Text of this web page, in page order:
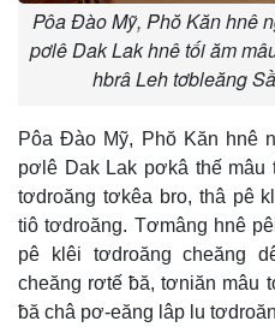
Pôa Đào Mỹ, Phŏ Kăn hnê
pơlê Dak Lak hnê tối ăm
hbrâ Leh tơbleăng
Pôa Đào Mỹ, Phŏ Kăn hnê
pơlê Dak Lak pơkâ thế mâu
tơdroăng tơkêa bro, thâ pê
tiô tơdroăng. Tơmâng hnê
pê klêi tơdroăng cheăng
cheăng rơtế ƀă, tơniăn mâu
ƀă châ pơ-eăng lâp lu